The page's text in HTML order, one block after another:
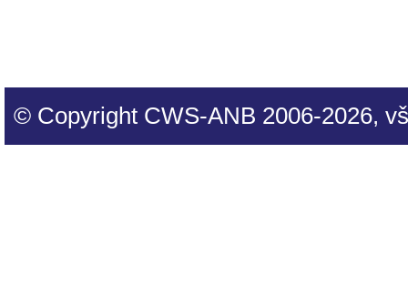
© Copyright CWS-ANB 2006-2026,